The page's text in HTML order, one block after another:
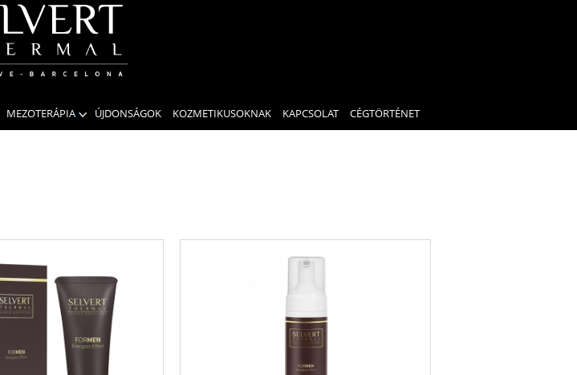
MEZOTERÁPIA ÚJDONSÁGOK KOZMETIKUSOKNAK KAPCSOLAT CÉGTÖRTÉNET